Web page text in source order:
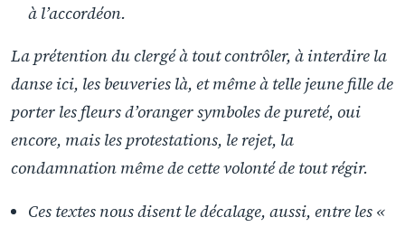
à l’accordéon.
La prétention du clergé à tout contrôler, à interdire la
danse ici, les beuveries là, et même à telle jeune fille de
porter les fleurs d’oranger symboles de pureté, oui
encore, mais les protestations, le rejet, la
condamnation même de cette volonté de tout régir.
Ces textes nous disent le décalage, aussi, entre les «